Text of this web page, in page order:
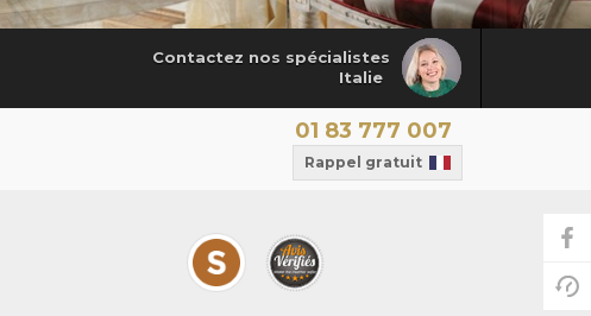
Contactez nos spécialistes
Italie
01 83 777 007
Rappel gratuit